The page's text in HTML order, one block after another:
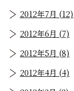
2012年7月 (12)
2012年6月 (7)
2012年5月 (8)
2012年4月 (4)